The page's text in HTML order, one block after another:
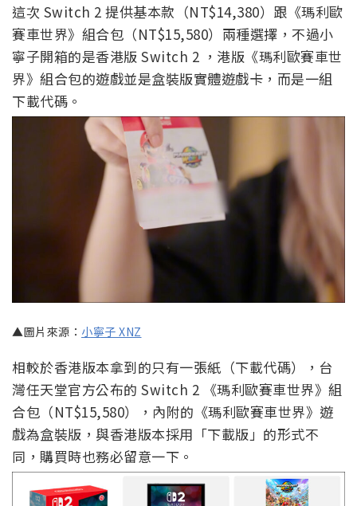
這次 Switch 2 提供基本款（NT$14,380）跟《瑪利歐
賽車世界》組合包（NT$15,580）兩種選擇，不過小
寧子開箱的是香港版 Switch 2 ，港版《瑪利歐賽車世
界》組合包的遊戲並是盒裝版實體遊戲卡，而是一組
下載代碼。
▲圖片來源： 小寧子 XNZ
相較於香港版本拿到的只有一張紙（下載代碼），台
灣任天堂官方公布的 Switch 2 《瑪利歐賽車世界》組
合包（NT$15,580），內附的《瑪利歐賽車世界》遊
戲為盒裝版，與香港版本採用「下載版」的形式不
同，購買時也務必留意一下。